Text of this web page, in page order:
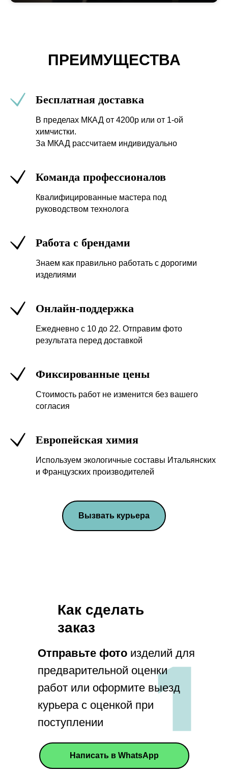
ПРЕИМУЩЕСТВА
Бесплатная доставка
В пределах МКАД от 4200р или от 1-ой
химчистки.
За МКАД рассчитаем индивидуально
Команда профессионалов
Квалифицированные мастера под
руководством технолога
Работа с брендами
Знаем как правильно работать с дорогими
изделиями
Онлайн-поддержка
Ежедневно с 10 до 22. Отправим фото
результата перед доставкой
Фиксированные цены
Стоимость работ не изменится без вашего
согласия
Европейская химия
Используем экологичные составы Итальянских
и Французских производителей
Вызвать курьера
Как сделать
заказ
Отправьте фото изделий для
предварительной оценки
работ или оформите выезд
курьера с оценкой при
поступлении
Написать в WhatsApp